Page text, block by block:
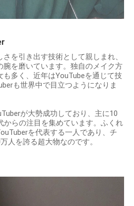
を引き出す技術として親しまれ、
腕を磨いています。独自のメイク方
多く、近年はYouTubeを通じて技
も世界中で目立つようになりま
が大勢成功しており、主に10
からの注目を集めています。ふくれ
を代表する一人であり、チ
人を誇る超大物なのです。